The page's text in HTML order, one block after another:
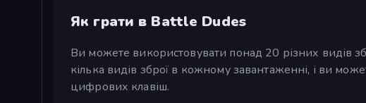
Як грати в Battle Dudes
Ви можете використовувати понад 20 різних видів
кілька видів зброї в кожному завантаженні, і ви
цифрових клавіш.